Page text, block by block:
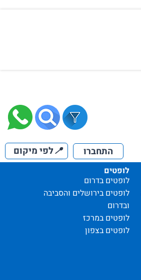
התחברו 📍לפי מיקום
לופטים
לופטים בדרום
לופטים בירושלים והסביבה
ובדרום
לופטים במרכז
לופטים בצפון